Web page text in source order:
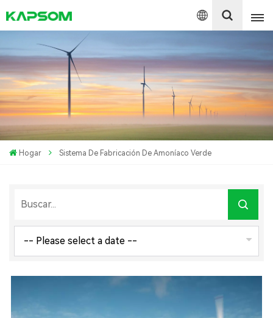
English
Español
Polski
Hogar Sistema De Fabricación De Amoníaco Verde